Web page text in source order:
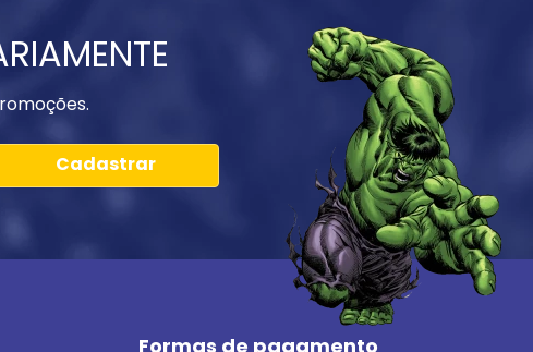
Cadastrar
Formas de pagamento